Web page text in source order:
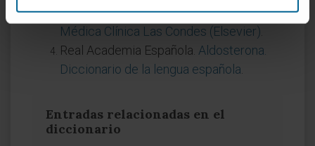
angiotensina-aldosterona. Revista
Médica Clínica Las Condes (Elsevier)
Real Academia Española. Aldosterona.
Diccionario de la lengua española
Entradas relacionadas en el
diccionario